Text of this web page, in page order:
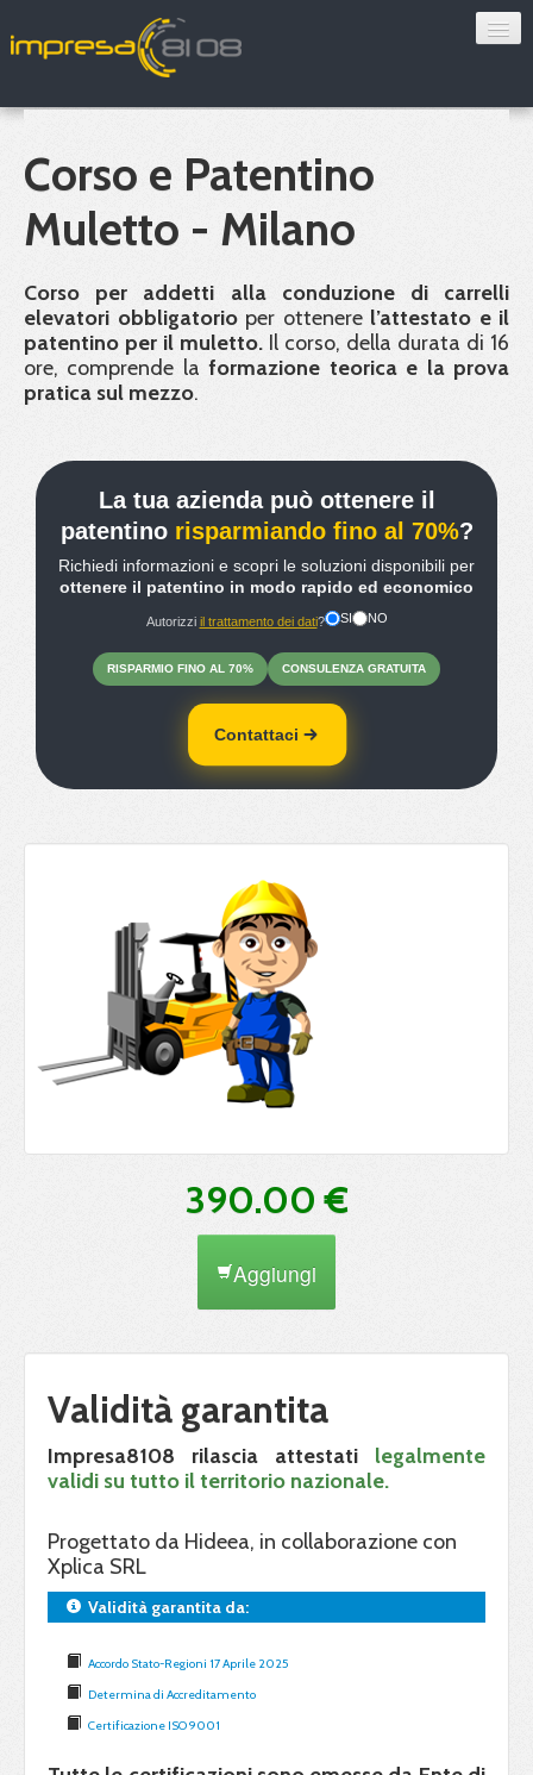
Sorveglianza sanitaria
Convenzioni
Blog
Chi siamo
Contatti
Corso e Patentino
Muletto - Milano
Corso per addetti alla conduzione di carrelli
elevatori obbligatorioper ottenere l’attestato e il
patentino per il muletto. Il corso, della durata di 16
ore, comprende laformazione teorica e la prova
pratica sul mezzo.
La tua azienda può ottenere il
patentino risparmiando fino al 70%?
Richiedi informazioni e scopri le soluzioni disponibili per
ottenere il patentino in modo rapido ed economico
Autorizzi il trattamento dei dati? SI NO
RISPARMIO FINO AL 70% CONSULENZA GRATUITA
Contattaci
390.00 €
Aggiungi
Validità garantita
Impresa8108 rilascia attestati legalmente
validi su tutto il territorio nazionale.
Progettato da Hideea, in collaborazione con
Xplica SRL
Validità garantita da:
Accordo Stato-Regioni 17 Aprile 2025
Determina di Accreditamento
Certificazione ISO 9001